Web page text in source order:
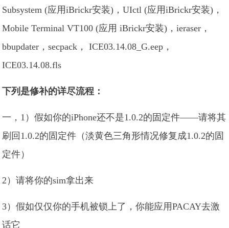
Subsystem (应用iBrickr安装)，UIctl (应用iBrickr安装)，
Mobile Terminal VT100 (应用 iBrickr安装)，ieraser，
bbupdater，secpack， ICE03.14.08_G.eep，
ICE03.14.08.fls
下列是修补的详尽流程：
一，1）假如你的iPhone还不是1.0.2的固定件——请将其
刷回1.0.2的固定件（淡黄色三角形情况修复成1.0.2的固
定件）
2）请将你的sim拿出来
3）假如仅仅你的手机被锁上了，你能应用PACAY去激
话它